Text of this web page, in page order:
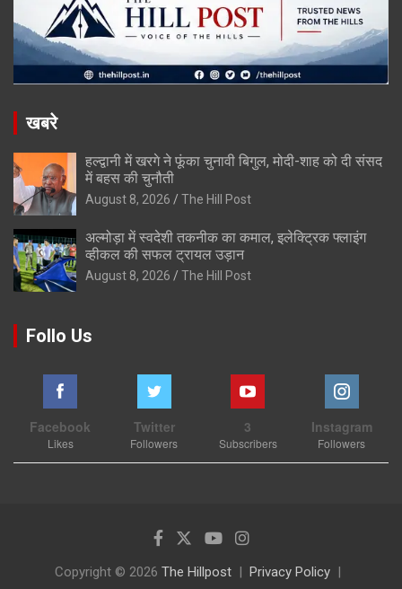
खबरे
हल्द्वानी में खरगे ने फूंका चुनावी बिगुल, मोदी-शाह को दी संसद
में बहस की चुनौती
August 8, 2026 The Hill Post
अल्मोड़ा में स्वदेशी तकनीक का कमाल, इलेक्ट्रिक फ्लाइंग
व्हीकल की सफल ट्रायल उड़ान
August 8, 2026 The Hill Post
Follo Us
Facebook
Likes
Twitter
Followers
3
Subscribers
Instagram
Followers
Copyright © 2026 The Hillpost
Privacy Policy